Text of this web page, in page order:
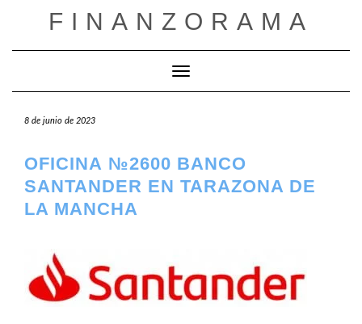
FINANZORAMA
Cambiar modo de navegación
8 de junio de 2023
OFICINA №2600 BANCO
SANTANDER EN TARAZONA DE
LA MANCHA